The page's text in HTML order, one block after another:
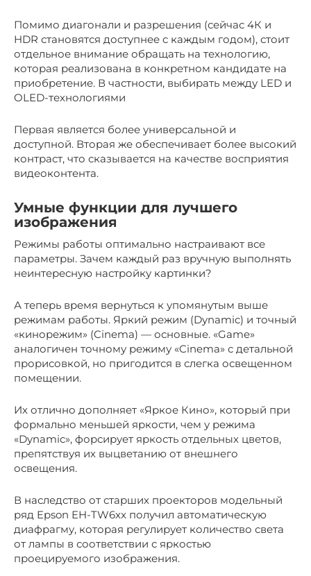
Помимо диагонали и разрешения (сейчас 4К и
HDR становятся доступнее с каждым годом), стоит
отдельное внимание обращать на технологию,
которая реализована в конкретном кандидате на
приобретение. В частности, выбирать между LED и
OLED-технологиями
Первая является более универсальной и
доступной. Вторая же обеспечивает более высокий
контраст, что сказывается на качестве восприятия
видеоконтента.
Умные функции для лучшего
изображения
Режимы работы оптимально настраивают все
параметры. Зачем каждый раз вручную выполнять
неинтересную настройку картинки?
А теперь время вернуться к упомянутым выше
режимам работы. Яркий режим (Dynamic) и точный
«кинорежим» (Cinema) — основные. «Game»
аналогичен точному режиму «Cinema» с детальной
прорисовкой, но пригодится в слегка освещенном
помещении.
Их отлично дополняет «Яркое Кино», который при
формально меньшей яркости, чем у режима
«Dynamic», форсирует яркость отдельных цветов,
препятствуя их выцветанию от внешнего
освещения.
В наследство от старших проекторов модельный
ряд Epson EH-TW6xx получил автоматическую
диафрагму, которая регулирует количество света
от лампы в соответствии с яркостью
проецируемого изображения.